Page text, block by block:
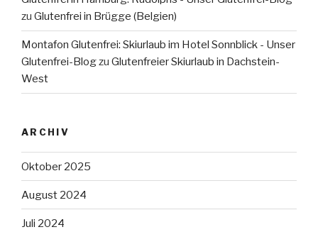
zu Glutenfrei in Brügge (Belgien)
Montafon Glutenfrei: Skiurlaub im Hotel Sonnblick - Unser
Glutenfrei-Blogzu Glutenfreier Skiurlaub in Dachstein-
West
ARCHIV
Oktober 2025
August 2024
Juli 2024